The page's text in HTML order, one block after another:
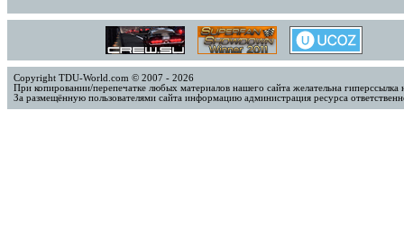
Copyright TDU-World.com © 2007 - 2026
При копировании/перепечатке любых материалов нашего сайта желательна
За размещённую пользователями сайта информацию администрация ресурса